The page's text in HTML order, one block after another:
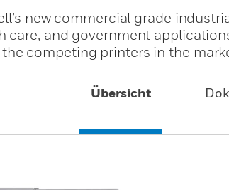
new commercial grade
care, and government
competing printers in the
Übersicht